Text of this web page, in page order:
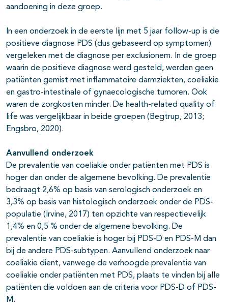
aandoening in deze groep.
In een onderzoek in de eerste lijn met 5 jaar follow-up is de
positieve diagnose PDS (dus gebaseerd op symptomen)
vergeleken met de diagnose per exclusionem. In de groep
waarin de positieve diagnose werd gesteld, werden geen
patiënten gemist met inflammatoire darmziekten, coeliakie
en gastro-intestinale of gynaecologische tumoren. Ook
waren de zorgkosten minder. De health-related quality of
life was vergelijkbaar in beide groepen (Begtrup, 2013;
Engsbro, 2020).
Aanvullend onderzoek
De prevalentie van coeliakie onder patiënten met PDS is
hoger dan onder de algemene bevolking. De prevalentie
bedraagt 2,6% op basis van serologisch onderzoek en
3,3% op basis van histologisch onderzoek onder de PDS-
populatie (Irvine, 2017) ten opzichte van respectievelijk
1,4% en 0,5 % onder de algemene bevolking. De
prevalentie van coeliakie is hoger bij PDS-D en PDS-M dan
bij de andere PDS-subtypen. Aanvullend onderzoek naar
coeliakie dient, vanwege de verhoogde prevalentie van
coeliakie onder patiënten met PDS, plaats te vinden bij alle
patiënten die voldoen aan de criteria voor PDS-D of PDS-
M.